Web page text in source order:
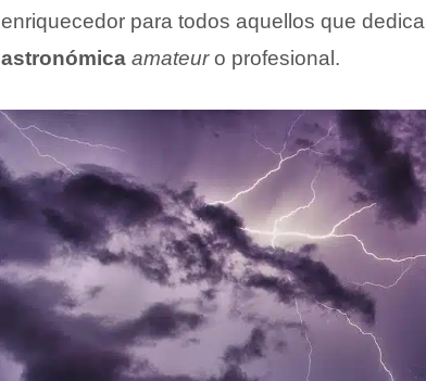
enriquecedor para todos aquellos que
astronómica amateuro profesional.